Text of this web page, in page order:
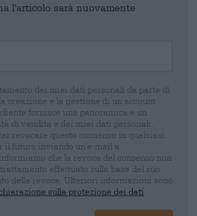
l'articolo sarà nuovamente
dei miei dati personali da parte di
creazione e la gestione di un account
fornisce una panoramica e un
di vendita e dei miei dati personali.
revocare questo consenso in qualsiasi
il futuro inviando un'e-mail a
che la revoca del consenso non
effettuato sulla base del suo
della revoca. Ulteriori informazioni sono
sulla protezione dei dati